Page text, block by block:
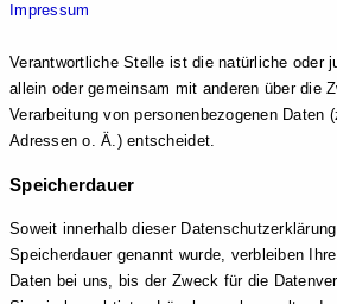
Impressum
Verantwortliche Stelle ist die natürliche oder
allein oder gemeinsam mit anderen über die
Verarbeitung von personenbezogenen Daten
Adressen o. Ä.) entscheidet.
Speicherdauer
Soweit innerhalb dieser
Speicherdauer genannt wurde, verbleiben
Daten bei uns, bis der Zweck für die